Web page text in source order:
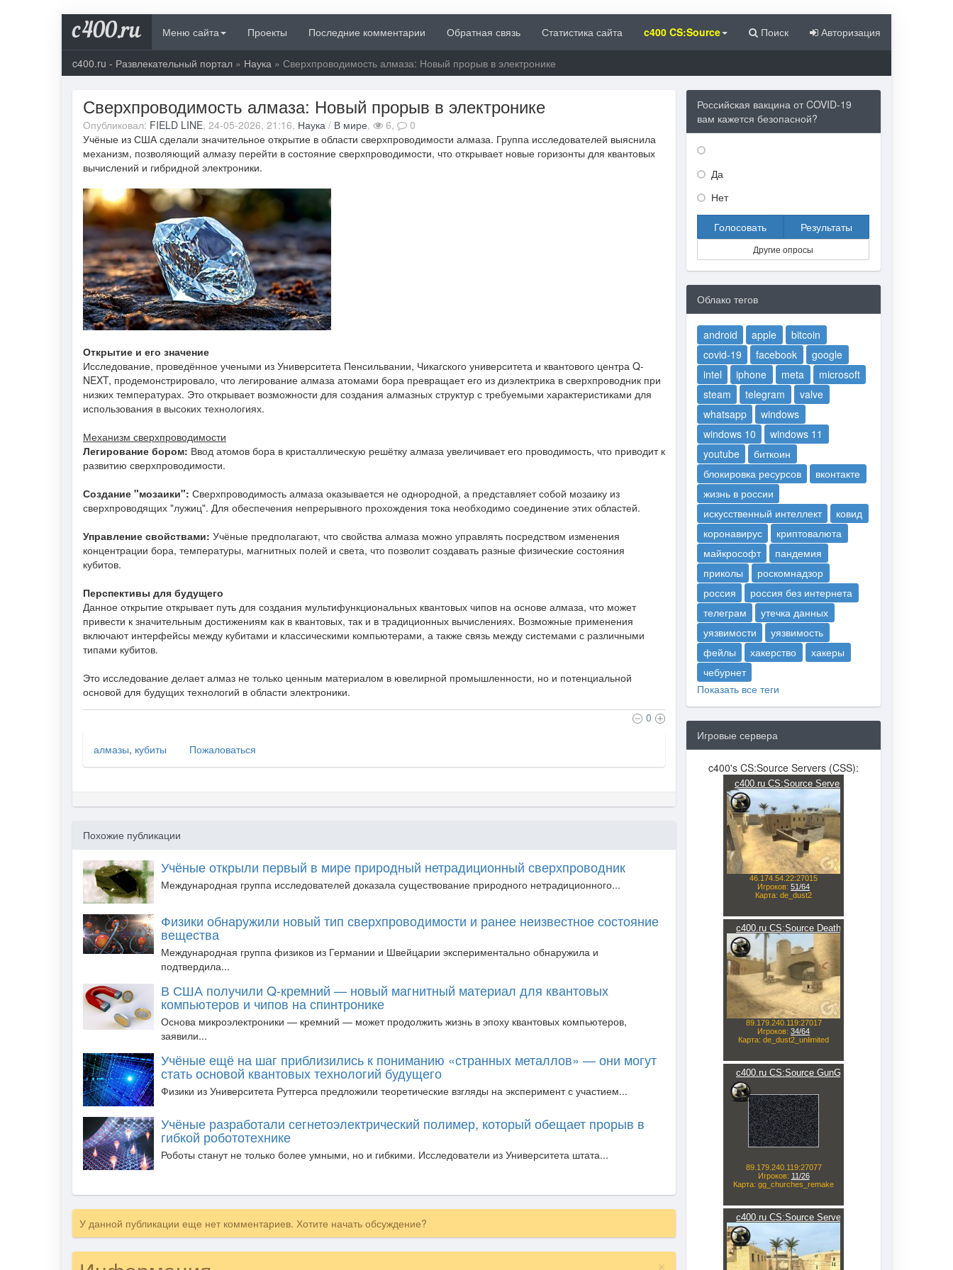
c400.ru Меню сайта Проекты Последние комментарии Обратная связь Статистика сайта c400 CS:Source Поиск Авторизация
c400.ru - Развлекательный портал » Наука » Сверхпроводимость алмаза: Новый прорыв в электронике
Сверхпроводимость алмаза: Новый прорыв в электронике
Опубликовал: FIELD LINE, 24-05-2026, 21:16, Наука / В мире, 6,
0
Учёные из США сделали значительное открытие в области сверхпроводимости алмаза. Группа исследователей выяснила
механизм, позволяющий алмазу перейти в состояние сверхпроводимости, что открывает новые горизонты для квантовых
вычислений и гибридной электроники.
Открытие и его значение
Исследование, проведённое учеными из Университета Пенсильвании, Чикагского университета и квантового центра Q-
NEXT, продемонстрировало, что легирование алмаза атомами бора превращает его из диэлектрика в сверхпроводник при
низких температурах. Это открывает возможности для создания алмазных структур с требуемыми характеристиками для
использования в высоких технологиях.
Механизм сверхпроводимости
Легирование бором: Ввод атомов бора в кристаллическую решётку алмаза увеличивает его проводимость, что приводит к
развитию сверхпроводимости.
Создание "мозаики": Сверхпроводимость алмаза оказывается не однородной, а представляет собой мозаику из
сверхпроводящих "лужиц". Для обеспечения непрерывного прохождения тока необходимо соединение этих областей.
Управление свойствами: Учёные предполагают, что свойства алмаза можно управлять посредством изменения
концентрации бора, температуры, магнитных полей и света, что позволит создавать разные физические состояния
кубитов.
Перспективы для будущего
Данное открытие открывает путь для создания мультифункциональных квантовых чипов на основе алмаза, что может
привести к значительным достижениям как в квантовых, так и в традиционных вычислениях. Возможные применения
включают интерфейсы между кубитами и классическими компьютерами, а также связь между системами с различными
типами кубитов.
Это исследование делает алмаз не только ценным материалом в ювелирной промышленности, но и потенциальной
основой для будущих технологий в области электроники.
0
алмазы, кубиты Пожаловаться
Похожие публикации
Учёные открыли первый в мире природный нетрадиционный сверхпроводник
Международная группа исследователей доказала существование природного нетрадиционного...
Физики обнаружили новый тип сверхпроводимости и ранее неизвестное состояние
вещества
Международная группа физиков из Германии и Швейцарии экспериментально обнаружила и
подтвердила...
В США получили Q-кремний — новый магнитный материал для квантовых
компьютеров и чипов на спинтронике
Основа микроэлектроники — кремний — может продолжить жизнь в эпоху квантовых компьютеров,
заявили...
Учёные ещё на шаг приблизились к пониманию «странных металлов» — они могут
стать основой квантовых технологий будущего
Физики из Университета Рутгерса предложили теоретические взгляды на эксперимент с участием...
Учёные разработали сегнетоэлектрический полимер, который обещает прорыв в
гибкой робототехнике
Роботы станут не только более умными, но и гибкими. Исследователи из Университета штата...
У данной публикации еще нет комментариев. Хотите начать обсуждение?
×
Российская вакцина от COVID-19
вам кажется безопасной?
Да
Нет
Голосовать Результаты
Другие опросы
Облако тегов
android apple
bitcoin
covid-19
facebook
google
intel
iphone meta
microsoft
steam
telegram
valve
whatsapp
windows
windows 10
windows 11
youtube
биткоин
блокировка ресурсов
вконтакте
жизнь в россии
искусственный интеллект
ковид
коронавирус
криптовалюта
майкрософт
пандемия
приколы
роскомнадзор
россия
россия без интернета
телеграм
утечка данных
уязвимости
уязвимость
фейлы
хакерство
хакеры
чебурнет
Показать все теги
Игровые сервера
c400's CS:Source Servers (CSS):